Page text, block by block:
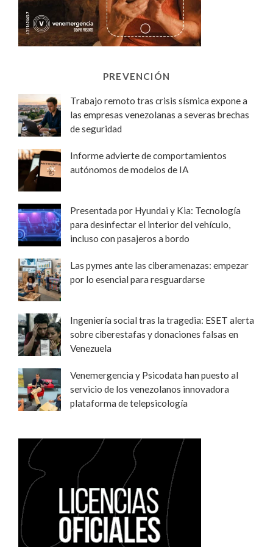
PREVENCIÓN
Trabajo remoto tras crisis sísmica expone a
las empresas venezolanas a severas brechas
de seguridad
Informe advierte de comportamientos
autónomos de modelos de IA
Presentada por Hyundai y Kia: Tecnología
para desinfectar el interior del vehículo,
incluso con pasajeros a bordo
Las pymes ante las ciberamenazas: empezar
por lo esencial para resguardarse
Ingeniería social tras la tragedia: ESET alerta
sobre ciberestafas y donaciones falsas en
Venezuela
Venemergencia y Psicodata han puesto al
servicio de los venezolanos innovadora
plataforma de telepsicología